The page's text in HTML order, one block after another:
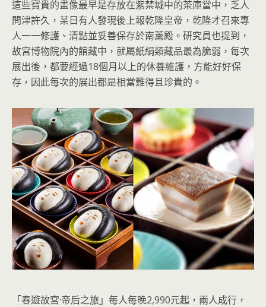
這些寶貴的畫像最早是存放在紫禁城中的茶庫當中，乏人
問津許久，某日有人發現後上報乾隆皇帝，乾隆才召來專
人一一修護、清點並妥善保存於南薰殿。研究員也提到，
故宮博物院內的館藏中，就屬紙絹類藏品最為脆弱，每次
展出後，都要經過18個月以上的休養維護，方能好好保
存，因此每次的展出都是相當難得且珍貴的。
「春遊故宮·帝后之旅」每人每晚2,990元起，兩人成行，